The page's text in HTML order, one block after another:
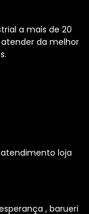
a mais de 20
da melhor
loja
, barueri